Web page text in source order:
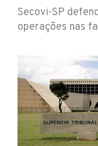
Secovi-SP
operações nas